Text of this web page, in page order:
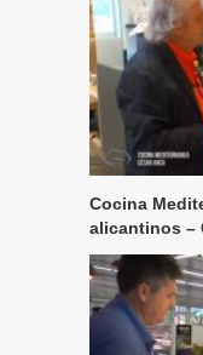
Cocina
alicantinos –